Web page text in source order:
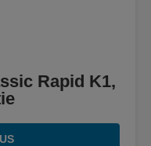
Rapid K1,